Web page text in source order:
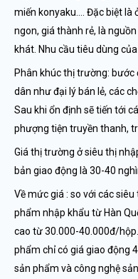
miến konyaku…. Đặc biệt là
ngon, giá thành rẻ, là
khát. Nhu cầu tiêu dùng
Phân khúc thị trường:
dân như đại lý bán lẻ, các
Sau khi ổn định sẽ tiến tới
phượng tiện truyền thanh,
Giá thị trường ở siêu thị
bản giao động là 30-40
Về mức giá : so với các
phẩm nhập khẩu từ Hàn
cao từ 30.000-40.000đ/
phẩm chỉ có giá giao động
sản phẩm và công nghệ